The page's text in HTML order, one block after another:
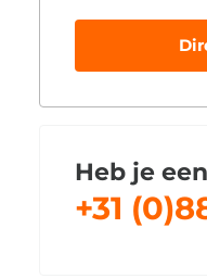
Heb je
+31